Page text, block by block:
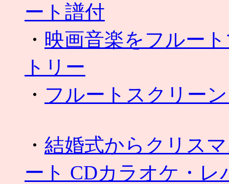
ート譜付
・ 映画音楽をフルー
トリー
・ フルートスクリー
・ 結婚式からクリス
ート CDカラオケ・レ